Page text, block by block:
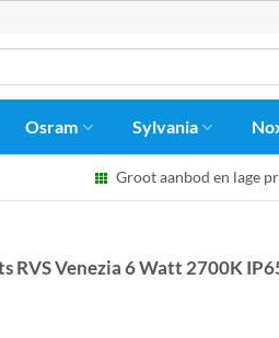
Osram Sylvania
Groot aanbod en lage
RVS Venezia 6 Watt 2700K